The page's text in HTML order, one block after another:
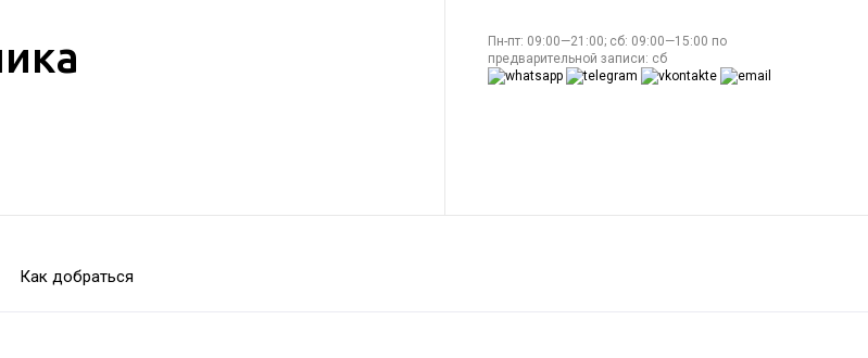
Пн-пт: 09:00—21:00; сб: 09:00—15:00 по
предварительной записи: сб
Как добраться